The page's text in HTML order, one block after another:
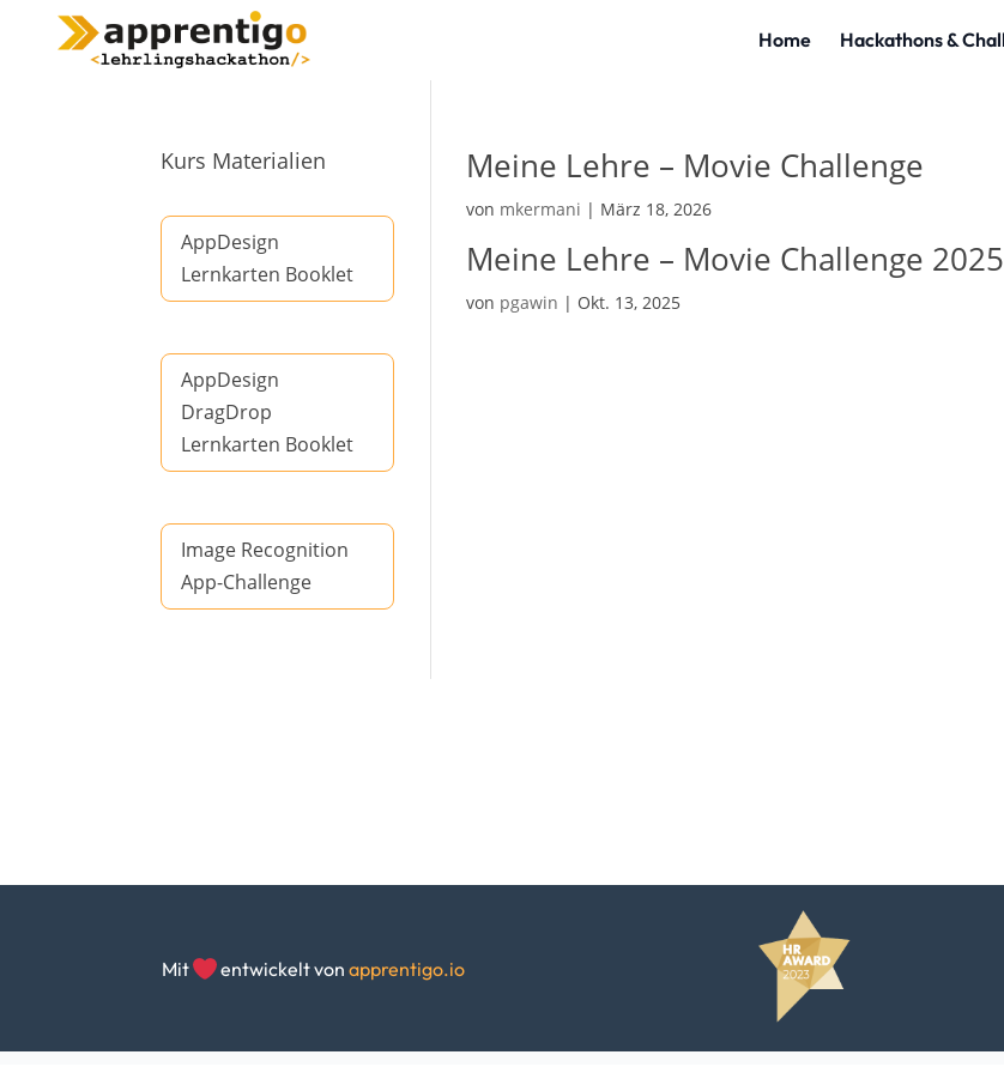
Meine Lehre – Movie Challenge
von mkermani | März 18, 2026
Meine Lehre – Movie Challenge 2025
von pgawin | Okt. 13, 2025
Kurs Materialien
AppDesign
Lernkarten Booklet
AppDesign
DragDrop
Lernkarten Booklet
Image Recognition
App-Challenge